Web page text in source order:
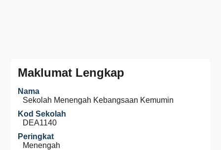
Maklumat Lengkap
Nama
Sekolah Menengah Kebangsaan Kemumin
Kod Sekolah
DEA1140
Peringkat
Menengah